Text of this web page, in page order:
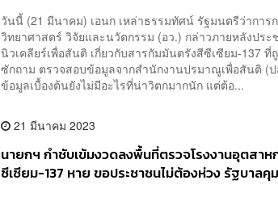
วันนี้ (21 มีนาคม) เอนก เหล่าธรรมทัศน์ รัฐมนตรีว่าการ
วิทยาศาสตร์ วิจัยและนวัตกรรม (อว.) กล่าวภายหลังปร
นิวเคลียร์เพื่อสันติ เกี่ยวกับสารกัมมันตรังสีซีเซียม-137
ซักถาม ตรวจสอบข้อมูลจากสำนักงานปรมาณูเพื่อสันติ (
ข้อมูลเบื้องต้นยังไม่มีอะไรที่น่าวิตกมากนัก แต่ต้อ...
21 มีนาคม 2023
นายกฯ กำชับเข้มงวดลงพื้นที่ตรวจโรงงานอุตสาห
ซีเซียม-137 หาย ขอประชาชนไม่ต้องห่วง รัฐบาล